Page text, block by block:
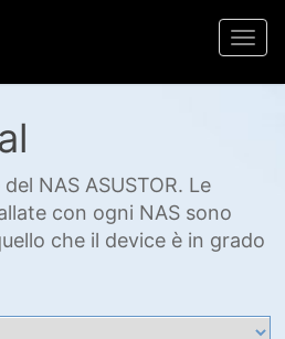
NAS ASUSTOR. Le
con ogni NAS sono
che il device è in grado